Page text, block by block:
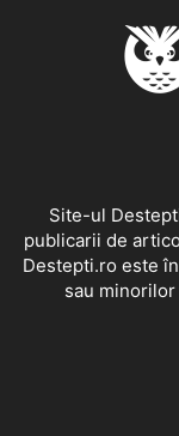
Site-ul
publicarii de
Destepti.ro este
sau